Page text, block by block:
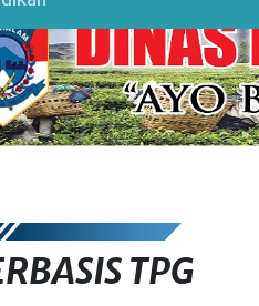
TPG